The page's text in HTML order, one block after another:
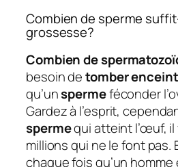
Combien de sperme
grossesse?
Combien de
besoin detomber
qu’unspermeféconder
Gardez à l’esprit,
spermequi atteint l’œuf, il
millions qui ne le font pas.
chaque fois qu’un homme